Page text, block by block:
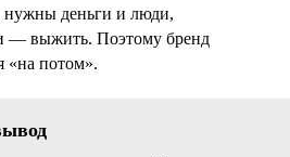
нужны деньги и люди,
— выжить. Поэтому бренд
«на потом».